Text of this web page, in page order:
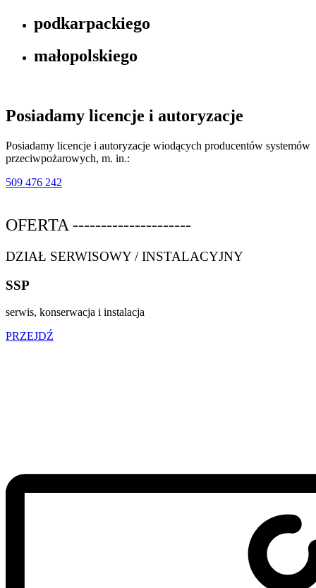
podkarpackiego
małopolskiego
Posiadamy licencje i autoryzacje
Posiadamy licencje i autoryzacje wiodących producentów systemów
przeciwpożarowych, m. in.:
509 476 242
OFERTA ---------------------
DZIAŁ SERWISOWY / INSTALACYJNY
SSP
serwis, konserwacja i instalacja
PRZEJDŹ